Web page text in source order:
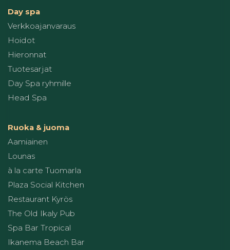
Day spa
Verkkoajanvaraus
Hoidot
Hieronnat
Tuotesarjat
Day Spa ryhmille
Head Spa
Ruoka & juoma
Aamiainen
Lounas
à la carte Tuomarla
Plaza Social Kitchen
Restaurant Kyrös
The Old Ikaly Pub
Spa Bar Tropical
Ikanema Beach Bar